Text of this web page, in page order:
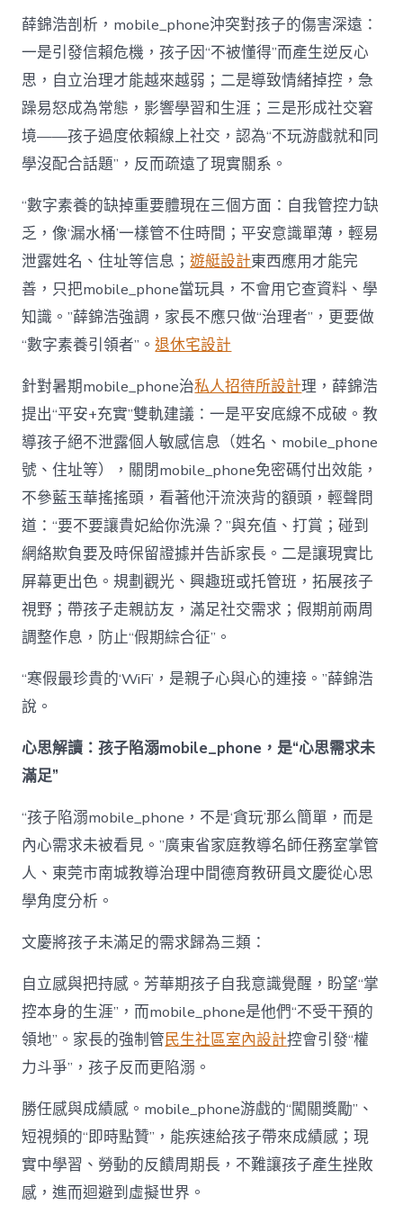
薛錦浩剖析，mobile_phone沖突對孩子的傷害深遠：
一是引發信賴危機，孩子因“不被懂得”而產生逆反心
思，自立治理才能越來越弱；二是導致情緒掉控，急
躁易怒成為常態，影響學習和生涯；三是形成社交窘
境——孩子過度依賴線上社交，認為“不玩游戲就和同
學沒配合話題”，反而疏遠了現實關系。
“數字素養的缺掉重要體現在三個方面：自我管控力缺
乏，像‘漏水桶’一樣管不住時間；平安意識單薄，輕易
泄露姓名、住址等信息；遊艇設計東西應用才能完
善，只把mobile_phone當玩具，不會用它查資料、學
知識。”薛錦浩強調，家長不應只做“治理者”，更要做
“數字素養引領者”。退休宅設計
針對暑期mobile_phone治私人招待所設計理，薛錦浩
提出“平安+充實”雙軌建議：一是平安底線不成破。教
導孩子絕不泄露個人敏感信息（姓名、mobile_phone
號、住址等），關閉mobile_phone免密碼付出效能，
不參藍玉華搖搖頭，看著他汗流浹背的額頭，輕聲問
道：“要不要讓貴妃給你洗澡？”與充值、打賞；碰到
網絡欺負要及時保留證據并告訴家長。二是讓現實比
屏幕更出色。規劃觀光、興趣班或托管班，拓展孩子
視野；帶孩子走親訪友，滿足社交需求；假期前兩周
調整作息，防止“假期綜合征”。
“寒假最珍貴的‘WiFi’，是親子心與心的連接。”薛錦浩
說。
心思解讀：孩子陷溺mobile_phone，是“心思需求未
滿足”
“孩子陷溺mobile_phone，不是‘貪玩’那么簡單，而是
內心需求未被看見。”廣東省家庭教導名師任務室掌管
人、東莞市南城教導治理中間德育教研員文慶從心思
學角度分析。
文慶將孩子未滿足的需求歸為三類：
自立感與把持感。芳華期孩子自我意識覺醒，盼望“掌
控本身的生涯”，而mobile_phone是他們“不受干預的
領地”。家長的強制管民生社區室內設計控會引發“權
力斗爭”，孩子反而更陷溺。
勝任感與成績感。mobile_phone游戲的“闖關獎勵”、
短視頻的“即時點贊”，能疾速給孩子帶來成績感；現
實中學習、勞動的反饋周期長，不難讓孩子產生挫敗
感，進而迴避到虛擬世界。